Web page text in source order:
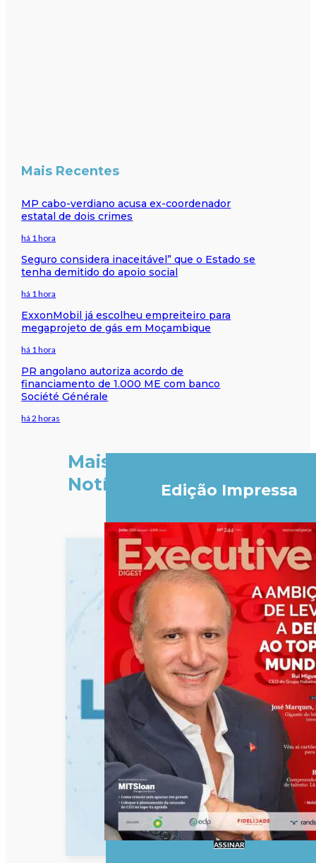
Mais Recentes
MP cabo-verdiano acusa ex-coordenador
estatal de dois crimes
há 1 hora
Seguro considera inaceitável” que o Estado se
tenha demitido do apoio social
há 1 hora
ExxonMobil já escolheu empreiteiro para
megaprojeto de gás em Moçambique
há 1 hora
PR angolano autoriza acordo de
financiamento de 1.000 ME com banco
Société Générale
há 2 horas
Mais
Notícias
Edição Impressa
ASSINAR